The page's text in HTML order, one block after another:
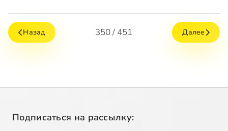
Назад 350 / 451 Далее
Подписаться на рассылку: